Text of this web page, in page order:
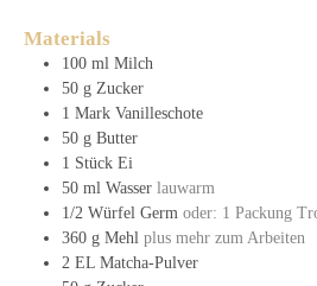
Materials
100 ml Milch
50 g Zucker
1 Mark Vanilleschote
50 g Butter
1 Stück Ei
50 ml Wasser lauwarm
1/2 Würfel Germ oder: 1 Packung
360 g Mehl plus mehr zum Arbeiten
2 EL Matcha-Pulver